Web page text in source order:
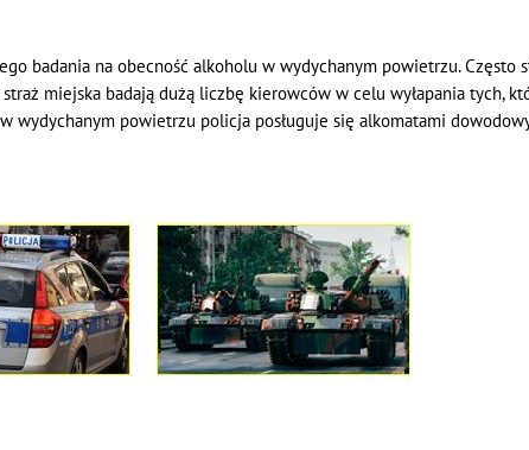
badania na obecność alkoholu w wydychanym powietrzu. Często
miejska badają dużą liczbę kierowców w celu wyłapania tych,
wydychanym powietrzu policja posługuje się alkomatami